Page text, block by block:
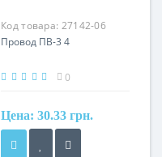
ПВ
Код товара: 27142-06
Провод ПВ-3 4
0
Цена: 30.33 грн.